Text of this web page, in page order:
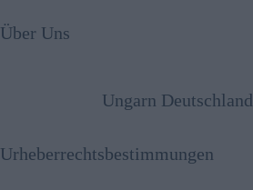
Über Uns
Ungarn Deutschland
Urheberrechtsbestimmungen